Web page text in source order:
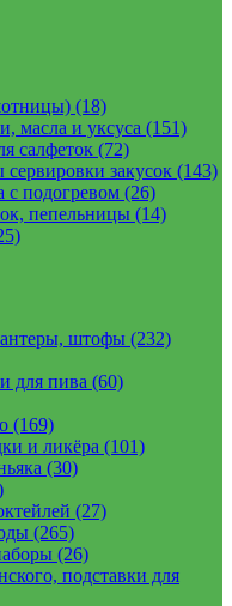
(18)
масла и уксуса (151)
салфеток (72)
закусок (143)
подогревом (26)
пепельницы (14)
штофы (232)
для пива (60)
(169)
и ликёра (101)
(30)
(27)
(265)
(26)
подставки для